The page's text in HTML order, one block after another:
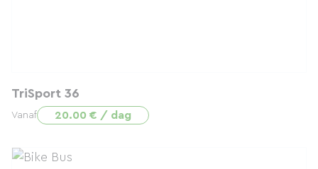
TriSport 36
Vanaf 20.00 € / dag